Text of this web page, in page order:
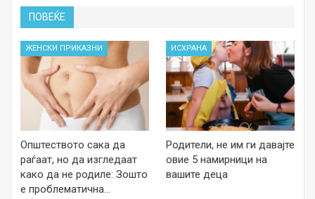
ПОВЕЌЕ
ЖЕНСКИ ПРИКАЗНИ
Општеството сака да
раѓаат, но да изгледаат
како да не родиле: Зошто
е проблематична…
ИСХРАНА
Родители, не им ги давајте
овие 5 намирници на
вашите деца